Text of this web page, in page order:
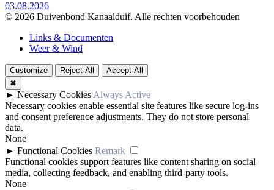
03.08.2026
© 2026 Duivenbond Kanaalduif. Alle rechten voorbehouden
Links & Documenten
Weer & Wind
Customize Reject All
Accept All
✖
► Necessary Cookies Always Active
Necessary cookies enable essential site features like secure log-ins
and consent preference adjustments. They do not store personal
data.
None
► Functional Cookies Remark
Functional cookies support features like content sharing on social
media, collecting feedback, and enabling third-party tools.
None